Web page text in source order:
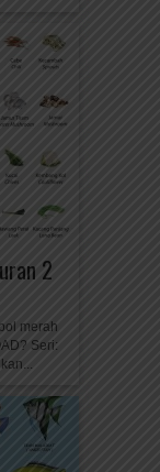
2
merah
Seri: